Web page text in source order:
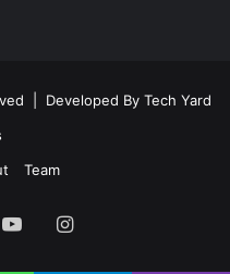
| Developed By Tech Yard
Team
YouTubeInstagram